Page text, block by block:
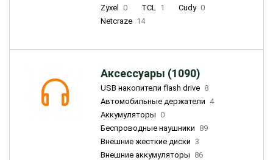
Zyxel
0 TCL 1 Cudy 0
Netcraze 14
Аксессуары (1090)
USB накопители flash drive 8
Автомобильные держатели 4
Аккумуляторы 0
Беспроводные наушники 89
Внешние жесткие диски 3
Внешние аккумуляторы 86